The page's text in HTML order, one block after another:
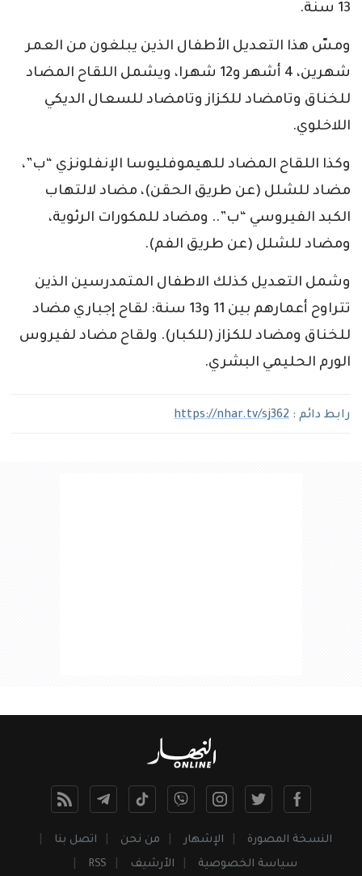
13 سنة.
ومسّ هذا التعديل الأطفال الذين يبلغون من العمر
شهرين، 4 أشهر و12 شهرا، ويشمل اللقاح المضاد
للخناق وتامضاد للكزاز وتامضاد للسعال الديكي
اللاخلوي.
وكذا اللقاح المضاد للهيموفليوسا الإنفلونزي “ب”،
مضاد للشلل (عن طريق الحقن)، مضاد لالتهاب
الكبد الفيروسي “ب”.. ومضاد للمكورات الرئوية،
ومضاد للشلل (عن طريق الفم).
وشمل التعديل كذلك الاطفال المتمدرسين الذين
تتراوح أعمارهم بين 11 و13 سنة: لقاح إجباري مضاد
للخناق ومضاد للكزاز (للكبار). ولقاح مضاد لفيروس
الورم الحليمي البشري.
رابط دائم : https://nhar.tv/sj362
النسخة المصورة الإشهار من نحن
اتصل بنا
سياسة الخصوصية
الأرشيف RSS